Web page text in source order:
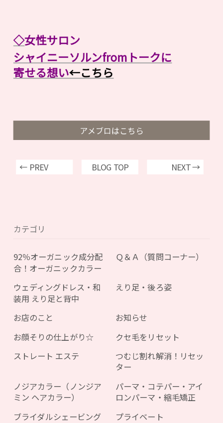
◇女性サロン
シャイニーソルンfromトークに
寄せる想い←こちら
アメブロはこちら
← PREV BLOG TOP NEXT →
カテゴリ
92％オーガニック成分配
合！オーガニックカラー
Ｑ＆Ａ（質問コーナー）
ウェディングドレス・和
装用 えり足と背中
えり足・後ろ姿
お店のこと
お知らせ
お顔そりの仕上がり☆
クセ毛をリセット
ストレート エステ
つむじ割れ解消！リセッ
ター
ノジアカラー（ノンジア
ミン ヘアカラー）
パーマ・コテパー・アイ
ロンパーマ・縮毛矯正
ブライダルシェービング
プライベート